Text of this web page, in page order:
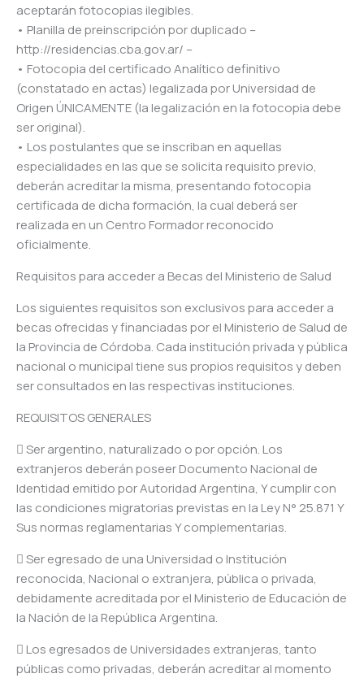
aceptarán fotocopias ilegibles.
• Planilla de preinscripción por duplicado –
http://residencias.cba.gov.ar/ –
• Fotocopia del certificado Analítico definitivo
(constatado en actas) legalizada por Universidad de
Origen ÚNICAMENTE (la legalización en la fotocopia debe
ser original).
• Los postulantes que se inscriban en aquellas
especialidades en las que se solicita requisito previo,
deberán acreditar la misma, presentando fotocopia
certificada de dicha formación, la cual deberá ser
realizada en un Centro Formador reconocido
oficialmente.
Requisitos para acceder a Becas del Ministerio de Salud
Los siguientes requisitos son exclusivos para acceder a
becas ofrecidas y financiadas por el Ministerio de Salud de
la Provincia de Córdoba. Cada institución privada y pública
nacional o municipal tiene sus propios requisitos y deben
ser consultados en las respectivas instituciones.
REQUISITOS GENERALES
 Ser argentino, naturalizado o por opción. Los
extranjeros deberán poseer Documento Nacional de
Identidad emitido por Autoridad Argentina, Y cumplir con
las condiciones migratorias previstas en la Ley N° 25.871 Y
Sus normas reglamentarias Y complementarias.
 Ser egresado de una Universidad o Institución
reconocida, Nacional o extranjera, pública o privada,
debidamente acreditada por el Ministerio de Educación de
la Nación de la República Argentina.
 Los egresados de Universidades extranjeras, tanto
públicas como privadas, deberán acreditar al momento